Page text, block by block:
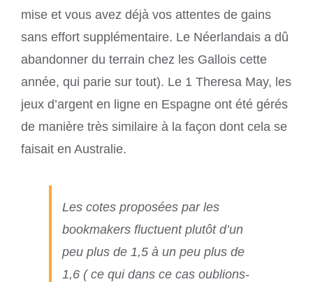
mise et vous avez déjà vos attentes de gains
sans effort supplémentaire. Le Néerlandais a dû
abandonner du terrain chez les Gallois cette
année, qui parie sur tout). Le 1 Theresa May, les
jeux d’argent en ligne en Espagne ont été gérés
de manière très similaire à la façon dont cela se
faisait en Australie.
Les cotes proposées par les
bookmakers fluctuent plutôt d’un
peu plus de 1,5 à un peu plus de
1,6 ( ce qui dans ce cas oublions-